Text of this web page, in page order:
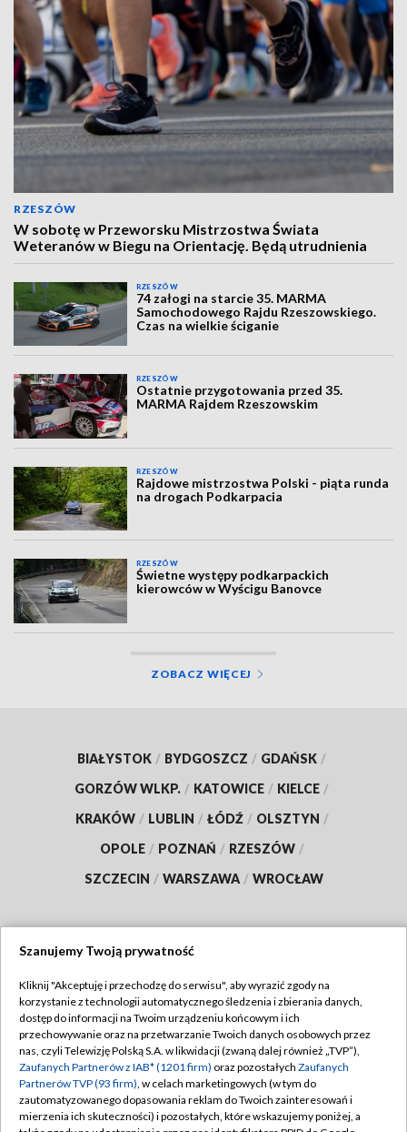
RZESZÓW
W sobotę w Przeworsku Mistrzostwa Świata
Weteranów w Biegu na Orientację. Będą utrudnienia
RZESZÓW
74 załogi na starcie 35. MARMA
Samochodowego Rajdu Rzeszowskiego.
Czas na wielkie ściganie
RZESZÓW
Ostatnie przygotowania przed 35.
MARMA Rajdem Rzeszowskim
RZESZÓW
Rajdowe mistrzostwa Polski - piąta runda
na drogach Podkarpacia
RZESZÓW
Świetne występy podkarpackich
kierowców w Wyścigu Banovce
ZOBACZ WIĘCEJ
BIAŁYSTOK / BYDGOSZCZ / GDAŃSK /
GORZÓW WLKP. / KATOWICE / KIELCE /
KRAKÓW / LUBLIN / ŁÓDŹ / OLSZTYN /
OPOLE / POZNAŃ / RZESZÓW /
SZCZECIN / WARSZAWA / WROCŁAW
TVP
Abonament TVP
Emisja w TVP
Centrum informacji TVP
Naziemna Telewizja Cyfrowa
Regulamin TVP
Polityka prywatności
Moje zgody
Pomoc
Szanujemy Twoją prywatność
Kliknij "Akceptuję i przechodzę do serwisu", aby wyrazić zgody na
korzystanie z technologii automatycznego śledzenia i zbierania danych,
dostęp do informacji na Twoim urządzeniu końcowym i ich
przechowywanie oraz na przetwarzanie Twoich danych osobowych przez
nas, czyli Telewizję Polską S.A. w likwidacji (zwaną dalej również „TVP”),
Zaufanych Partnerów z IAB* (1201 firm) oraz pozostałych Zaufanych
Partnerów TVP (93 firm), w celach marketingowych (w tym do
zautomatyzowanego dopasowania reklam do Twoich zainteresowań i
mierzenia ich skuteczności) i pozostałych, które wskazujemy poniżej, a